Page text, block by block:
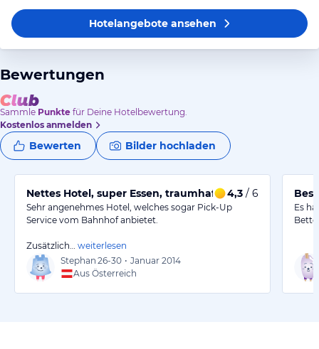
Hotelangeboteansehen
Bewertungen
Sammle Punkte für Deine Hotelbewertung.
Kostenlos anmelden
Bewerten Bilder hochladen
Nettes Hotel, super Essen, traumhafte Umgebung
4,3 / 6
Sehr angenehmes Hotel, welches sogar Pick-Up
Service vom Bahnhof anbietet.
Zusätzlich…
weiterlesen
Stephan 26-30 • Januar 2014
Aus Österreich
Es